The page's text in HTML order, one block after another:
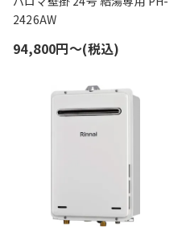
2426AW
94,800円〜(税込)